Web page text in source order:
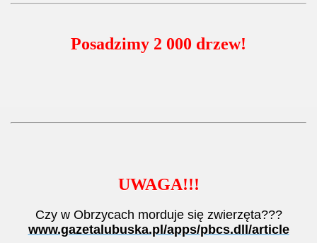
Posadzimy 2 000 drzew!
UWAGA!!!
Czy w Obrzycach morduje się zwierzęta???
www.gazetalubuska.pl/apps/pbcs.dll/article